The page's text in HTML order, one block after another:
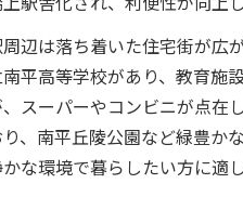
辺は落ち着いた住宅街が広
平高等学校があり、教育施
スーパーやコンビニが点在
り、南平丘陵公園など緑豊か
な環境で暮らしたい方に適